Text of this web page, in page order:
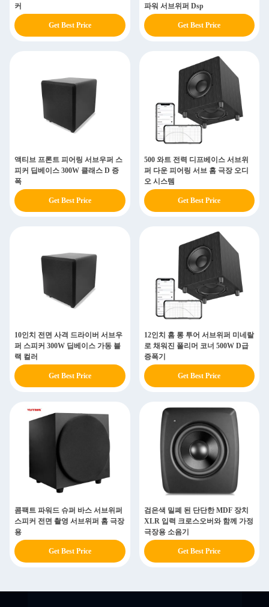
커
Get Best Price
파워 서브위퍼 Dsp
Get Best Price
액티브 프론트 피어링 서브우퍼 스
피커 딥베이스 300W 클래스 D 증
폭
Get Best Price
500 와트 전력 디프베이스 서브위
퍼 다운 피어링 서브 홈 극장 오디
오 시스템
Get Best Price
10인치 전면 사격 드라이버 서브우
퍼 스피커 300W 딥베이스 가동 블
랙 컬러
Get Best Price
12인치 홈 롱 투어 서브위퍼 미네랄
로 채워진 폴리머 코너 500W D급
증폭기
Get Best Price
콤팩트 파워드 슈퍼 바스 서브위퍼
스피커 전면 촬영 서브위퍼 홈 극장
용
Get Best Price
검은색 밀폐 된 단단한 MDF 장치
XLR 입력 크로스오버와 함께 가정
극장용 소음기
Get Best Price